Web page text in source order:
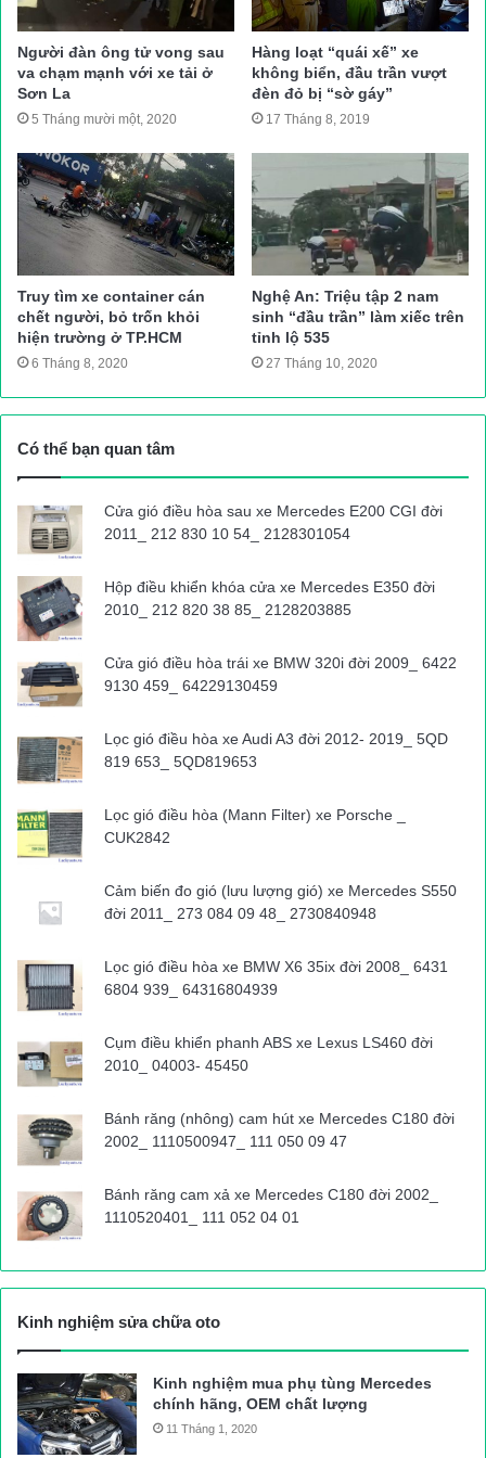
ngã xuống đường, tử vong tại chỗ; xe máy bị hư hỏng hoàn
toàn. Sau va chạm, xe ô tô bán tải tông gãy một cột biển báo
bên đường trước khi lao xuống vệ đường.
tai nạn giao thông Tin tức 24h
Người đàn ông tử vong sau
va chạm mạnh với xe tải ở
Sơn La
5 Tháng mười một, 2020
Hàng loạt “quái xế” xe
không biển, đầu trần vượt
đèn đỏ bị “sờ gáy”
17 Tháng 8, 2019
Truy tìm xe container cán
chết người, bỏ trốn khỏi
hiện trường ở TP.HCM
6 Tháng 8, 2020
Nghệ An: Triệu tập 2 nam
sinh “đầu trần” làm xiếc trên
tỉnh lộ 535
27 Tháng 10, 2020
Có thể bạn quan tâm
Cửa gió điều hòa sau xe Mercedes E200 CGI đời
2011_ 212 830 10 54_ 2128301054
Hộp điều khiển khóa cửa xe Mercedes E350 đời
2010_ 212 820 38 85_ 2128203885
Cửa gió điều hòa trái xe BMW 320i đời 2009_ 6422
9130 459_ 64229130459
Lọc gió điều hòa xe Audi A3 đời 2012- 2019_ 5QD
819 653_ 5QD819653
Lọc gió điều hòa (Mann Filter) xe Porsche _
CUK2842
Cảm biến đo gió (lưu lượng gió) xe Mercedes S550
đời 2011_ 273 084 09 48_ 2730840948
Lọc gió điều hòa xe BMW X6 35ix đời 2008_ 6431
6804 939_ 64316804939
Cụm điều khiển phanh ABS xe Lexus LS460 đời
2010_ 04003- 45450
Bánh răng (nhông) cam hút xe Mercedes C180 đời
2002_ 1110500947_ 111 050 09 47
Bánh răng cam xả xe Mercedes C180 đời 2002_
1110520401_ 111 052 04 01
Kinh nghiệm sửa chữa oto
Kinh nghiệm mua phụ tùng Mercedes
chính hãng, OEM chất lượng
11 Tháng 1, 2020